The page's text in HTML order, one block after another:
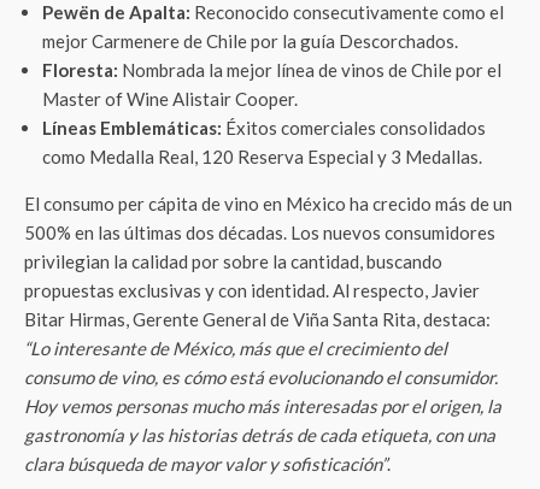
Pewën de Apalta: Reconocido consecutivamente como el
mejor Carmenere de Chile por la guía Descorchados.
Floresta: Nombrada la mejor línea de vinos de Chile por el
Master of Wine Alistair Cooper.
Líneas Emblemáticas: Éxitos comerciales consolidados
como Medalla Real, 120 Reserva Especial y 3 Medallas.
El consumo per cápita de vino en México ha crecido más de un
500% en las últimas dos décadas. Los nuevos consumidores
privilegian la calidad por sobre la cantidad, buscando
propuestas exclusivas y con identidad. Al respecto, Javier
Bitar Hirmas, Gerente General de Viña Santa Rita, destaca:
“Lo interesante de México, más que el crecimiento del
consumo de vino, es cómo está evolucionando el consumidor.
Hoy vemos personas mucho más interesadas por el origen, la
gastronomía y las historias detrás de cada etiqueta, con una
clara búsqueda de mayor valor y sofisticación”.